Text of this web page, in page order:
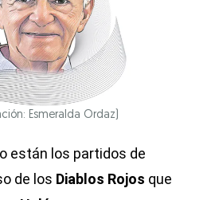
Esmeralda Ordaz)
están los partidos de
de los Diablos Rojos que